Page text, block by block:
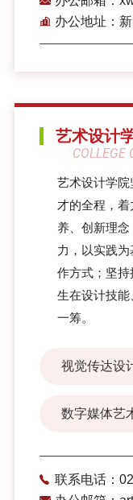
办公地址：
艺术设计
COLLEGE
艺术设计学院
才的全程，
养、创新理
力，以实践
作方式；坚
生在设计技
一筹。
视觉传达设
数字媒体艺
联系电话：